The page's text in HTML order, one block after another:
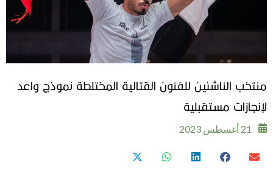
منتخب الناشئين للفنون القتالية المختلطة نموذج واعد
لإنجازات مستقبلية
21 أغسطس 2023